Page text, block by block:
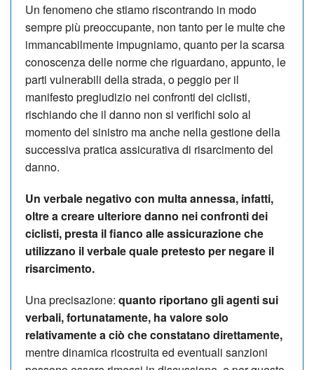
Un fenomeno che stiamo riscontrando in modo
sempre più preoccupante, non tanto per le multe che
immancabilmente impugniamo, quanto per la scarsa
conoscenza delle norme che riguardano, appunto, le
parti vulnerabili della strada, o peggio per il
manifesto pregiudizio nei confronti dei ciclisti,
rischiando che il danno non si verifichi solo al
momento del sinistro ma anche nella gestione della
successiva pratica assicurativa di risarcimento del
danno.
Un verbale negativo con multa annessa, infatti,
oltre a creare ulteriore danno nei confronti dei
ciclisti, presta il fianco alle assicurazione che
utilizzano il verbale quale pretesto per negare il
risarcimento.
Una precisazione: quanto riportano gli agenti sui
verbali, fortunatamente, ha valore solo
relativamente a ciò che constatano direttamente,
mentre dinamica ricostruita ed eventuali sanzioni